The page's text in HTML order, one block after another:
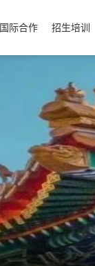
国际合作 招生培训